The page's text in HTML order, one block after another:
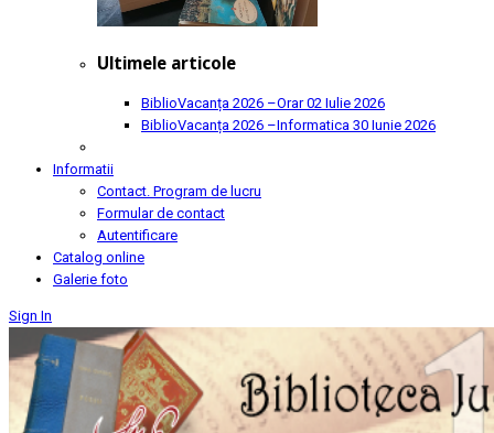
Ultimele articole
BiblioVacanța 2026 –Orar02 Iulie 2026
BiblioVacanța 2026 –Informatica 30 Iunie 2026
Informatii
Contact. Program de lucru
Formular de contact
Autentificare
Catalog online
Galerie foto
Sign In